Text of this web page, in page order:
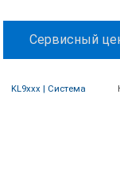
Сервисный
KL9xxx | Система